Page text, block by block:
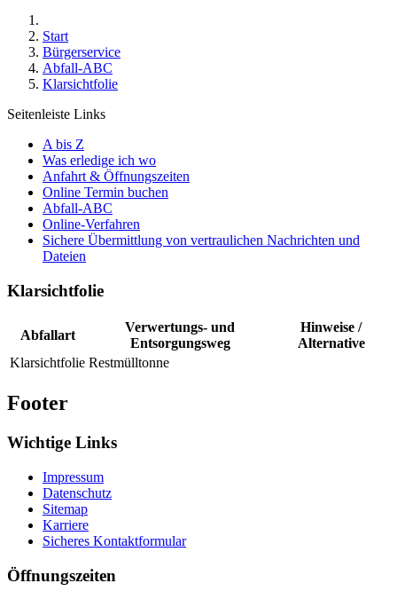
Start
Bürgerservice
Abfall-ABC
Klarsichtfolie
Seitenleiste Links
A bis Z
Was erledige ich wo
Anfahrt & Öffnungszeiten
Online Termin buchen
Abfall-ABC
Online-Verfahren
Sichere Übermittlung von vertraulichen Nachrichten und
Dateien
Klarsichtfolie
Abfallart
Verwertungs- und
Entsorgungsweg
Hinweise /
Alternative
Klarsichtfolie Restmülltonne
Footer
Wichtige Links
Impressum
Datenschutz
Sitemap
Karriere
Sicheres Kontaktformular
Öffnungszeiten